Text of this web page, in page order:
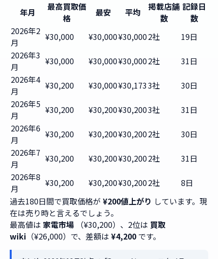
年月
最高買取価
格
最安 平均
掲載店舗
数
記録日
数
2026年2
月
¥30,000 ¥30,000¥30,0002社
19日
2026年3
月
¥30,000 ¥30,000¥30,0002社
31日
2026年4
月
¥30,200 ¥30,000¥30,1733社
30日
2026年5
月
¥30,200 ¥30,200¥30,2003社
31日
2026年6
月
¥30,200 ¥30,200¥30,2002社
30日
2026年7
月
¥30,200 ¥30,200¥30,2002社
31日
2026年8
月
¥30,200 ¥30,200¥30,2002社
8日
過去180日間で買取価格が ¥200値上がり しています。現
在は売り時と言えるでしょう。
最高値は 家電市場 （¥30,200）、2位は 買取
wiki （¥26,000）で、差額は ¥4,200 です。